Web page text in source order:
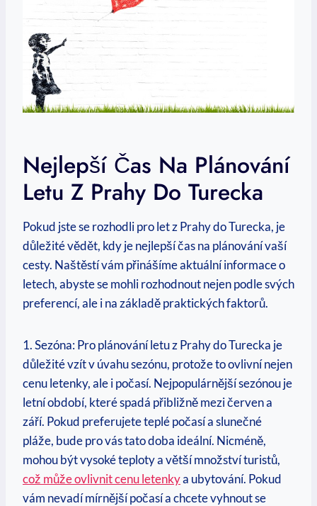
Nejlepší Čas Na Plánování
Letu Z Prahy Do Turecka
Pokud jste se rozhodli pro let z Prahy do Turecka, je
důležité vědět, kdy je nejlepší čas na plánování vaší
cesty. Naštěstí vám přinášíme aktuální informace o
letech, abyste se mohli rozhodnout nejen podle svých
preferencí, ale i na základě praktických faktorů.
1. Sezóna: Pro plánování letu z Prahy do Turecka je
důležité vzít v úvahu sezónu, protože to ovlivní nejen
cenu letenky, ale i počasí. Nejpopulárnější sezónou je
letní období, které spadá přibližně mezi červen a
září. Pokud preferujete teplé počasí a slunečné
pláže, bude pro vás tato doba ideální. Nicméně,
mohou být vysoké teploty a větší množství turistů,
což může ovlivnit cenu letenkya ubytování. Pokud
vám nevadí mírnější počasí a chcete vyhnout se